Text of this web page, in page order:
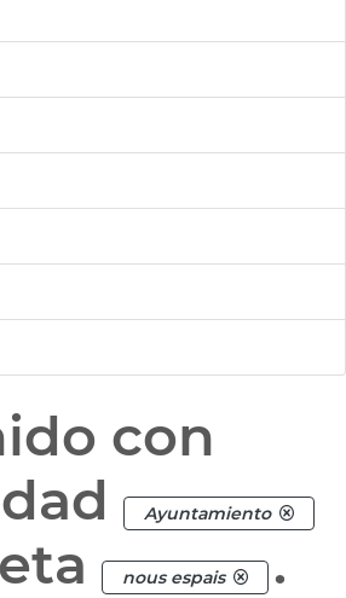
con
Ayuntamiento
nous espais .